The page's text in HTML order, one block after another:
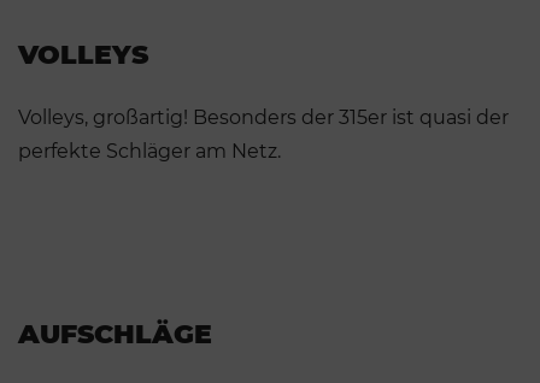
VOLLEYS
Volleys, großartig! Besonders der 315er ist quasi der
perfekte Schläger am Netz.
AUFSCHLÄGE